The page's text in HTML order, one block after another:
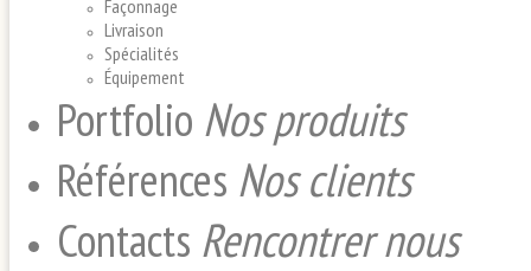
Façonnage
Livraison
Spécialités
Équipement
Portfolio Nos produits
Références Nos clients
Contacts Rencontrer nous